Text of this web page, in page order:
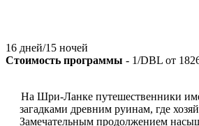
16 дней/15 ночей
Стоимость программы - 1/DBL от
На Шри-Ланке путешественники
загадками древним руинам, где
Замечательным продолжением